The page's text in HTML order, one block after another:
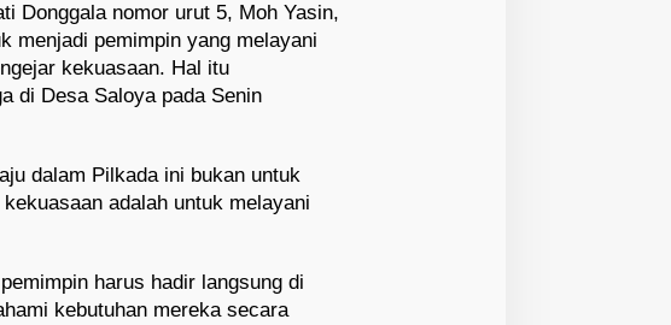
Donggala nomor urut 5, Moh Yasin,
menjadi pemimpin yang melayani
kekuasaan. Hal itu
di Desa Saloya pada Senin
dalam Pilkada ini bukan untuk
adalah untuk melayani
harus hadir langsung di
kebutuhan mereka secara